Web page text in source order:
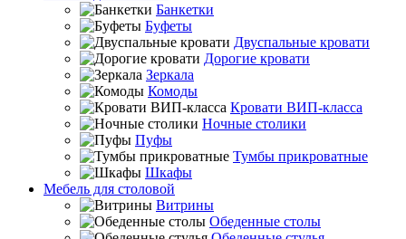
Банкетки
Буфеты
Двуспальные кровати
Дорогие кровати
Зеркала
Комоды
Кровати ВИП-класса
Ночные столики
Пуфы
Тумбы прикроватные
Шкафы
Мебель для столовой
Витрины
Обеденные столы